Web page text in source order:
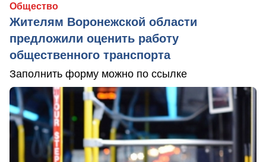
Общество
Жителям Воронежской области
предложили оценить работу
общественного транспорта
Заполнить форму можно по ссылке